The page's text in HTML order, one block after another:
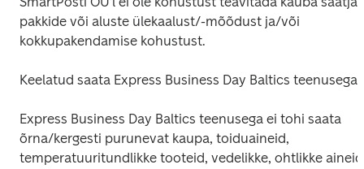
pakkide või aluste ülekaalust/-mõõdust ja/või
kokkupakendamise kohustust.
Keelatud saata Express Business Day Baltics teenusega:
Express Business Day Baltics teenusega ei tohi saata
õrna/kergesti purunevat kaupa, toiduaineid,
temperatuuritundlikke tooteid, vedelikke, ohtlikke